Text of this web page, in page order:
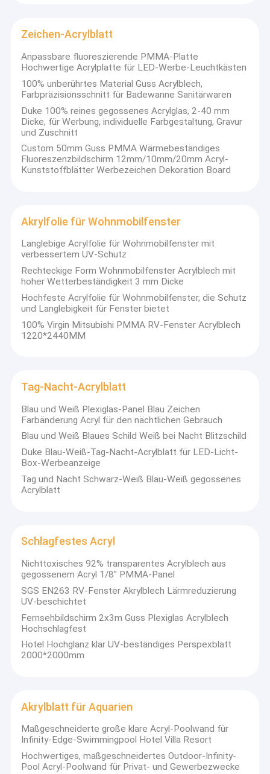
Haus
Produkte
Über uns
Qualitätskontrolle
Kontakt US
Nachrichten
Fordern Sie ein Zitat
Durchsichtiges Acrylblatt
lgp Acrylblatt
Schallmauer-Zaun
Zeichen-Acrylblatt
Anpassbare fluoreszierende PMMA-Platte
Hochwertige Acrylplatte für LED-Werbe-Leuchtkästen
100% unberührtes Material Guss Acrylblech,
Farbpräzisionsschnitt für Badewanne Sanitärwaren
Duke 100% reines gegossenes Acrylglas, 2-40 mm
Dicke, für Werbung, individuelle Farbgestaltung, Gravur
und Zuschnitt
Custom 50mm Guss PMMA Wärmebeständiges
Fluoreszenzbildschirm 12mm/10mm/20mm Acryl-
Kunststoffblätter Werbezeichen Dekoration Board
Akrylfolie für Wohnmobilfenster
Langlebige Acrylfolie für Wohnmobilfenster mit
verbessertem UV-Schutz
Rechteckige Form Wohnmobilfenster Acrylblech mit
hoher Wetterbeständigkeit 3 mm Dicke
Hochfeste Acrylfolie für Wohnmobilfenster, die Schutz
und Langlebigkeit für Fenster bietet
100% Virgin Mitsubishi PMMA RV-Fenster Acrylblech
1220*2440MM
Tag-Nacht-Acrylblatt
Blau und Weiß Plexiglas-Panel Blau Zeichen
Farbänderung Acryl für den nächtlichen Gebrauch
Blau und Weiß Blaues Schild Weiß bei Nacht Blitzschild
Duke Blau-Weiß-Tag-Nacht-Acrylblatt für LED-Licht-
Box-Werbeanzeige
Tag und Nacht Schwarz-Weiß Blau-Weiß gegossenes
Acrylblatt
Schlagfestes Acryl
Nichttoxisches 92% transparentes Acrylblech aus
gegossenem Acryl 1/8" PMMA-Panel
SGS EN263 RV-Fenster Akrylblech Lärmreduzierung
UV-beschichtet
Fernsehbildschirm 2x3m Guss Plexiglas Acrylblech
Hochschlagfest
Hotel Hochglanz klar UV-beständiges Perspexblatt
2000*2000mm
Akrylblatt für Aquarien
Maßgeschneiderte große klare Acryl-Poolwand für
Infinity-Edge-Swimmingpool Hotel Villa Resort
Hochwertiges, maßgeschneidertes Outdoor-Infinity-
Pool Acryl-Poolwand für Privat- und Gewerbezwecke
Chengdu Cast Acrylic Panel Industry Co., Ltd (CDA) ist die
hundertprozentige Tochtergesellschaft der Monarch Group,
stützt sich auf die branchenführende technische
Unterstützung der Mitsubishi Rayon Co., Ltd.CDA ist ein
Unternehmen, das FuE integriert, Produktion, Herstellung und
52000 Quadratmetern, Gesamtinvestition von 120 Millionen
CNY.mit zwei der weltweit fortschrittlichsten
Gussproduktionslinien, kann die jährliche Kapazität bis zu 10000
Tonnen pro Jahr erreichen.Bekannte Markenformen und
importierte Farbpaste, um die Herstellung von hochwertigen
Acrylblättern zu gewährleisten..